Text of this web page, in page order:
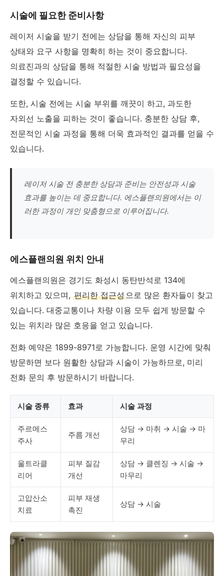
시술에 필요한 준비사항
레이저 시술을 받기 전에는 상담을 통해 자신의 피부
상태와 요구 사항을 명확히 하는 것이 중요합니다.
의료진과의 상담을 통해 적절한 시술 방법과 필요성을
결정할 수 있습니다.
또한, 시술 전에는 시술 부위를 깨끗이 하고, 과도한
자외선 노출을 피하는 것이 좋습니다. 충분한 상담 후,
전문적인 시술 과정을 통해 더욱 효과적인 결과를 얻을 수
있습니다.
레이저 시술 전 충분한 상담과 준비는 안전성과 시술
효과를 높이는 데 중요합니다. 에스플랜의원에서는 이
러한 과정이 개인 맞춤형으로 이루어집니다.
에스플랜의원 위치 안내
에스플랜의원은 경기도 화성시 동탄반석로 134에
위치하고 있으며, 편리한 접근성으로 많은 환자들이 찾고
있습니다. 대중교통이나 차량 이용 모두 쉽게 방문할 수
있는 위치라 많은 호응을 얻고 있습니다.
전화 예약은 1899-8971로 가능합니다. 운영 시간에 맞춰
방문하면 보다 원활한 상담과 시술이 가능하므로, 미리
전화 문의 후 방문하시기 바랍니다.
시술 종류 효과 시술 과정
주르메스
주사
주름 개선
상담 → 마취 → 시술 → 마
무리
울트라클
리어
피부 질감
개선
상담 → 클렌징 → 시술 →
마무리
고압산소
치료
피부 재생
촉진
상담 → 시술